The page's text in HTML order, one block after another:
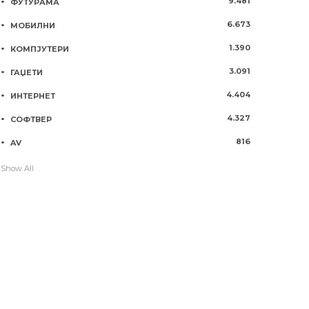
ФУТУРАМА
МОБИЛНИ 6.673
КОМПЈУТЕРИ 1.390
ГАЏЕТИ 3.091
ИНТЕРНЕТ 4.404
СОФТВЕР 4.327
AV 816
Show All